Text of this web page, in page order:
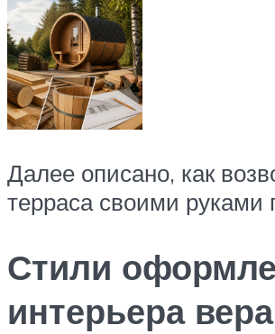
Далее описано, как
терраса своими руками
Стили
интерьера